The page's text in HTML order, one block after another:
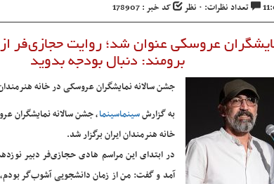
تعداد نظرات: ۰ نظر کد خبر : 178907
عروسکی عنوان شد؛ روایت حجازی‌فر
برومند: دنبال بودجه بدوید
جشن سالانه نمایشگران عروسکی در خانه هنرمندان
به گزارشسینماسینما، جشن سالانه نمایشگران
خانه هنرمندان ایران برگزار شد.
در ابتدای این مراسم هادی حجازی‌فر دبیر
آمد و گفت: من از زمان دانشجویی آشوب‌گر